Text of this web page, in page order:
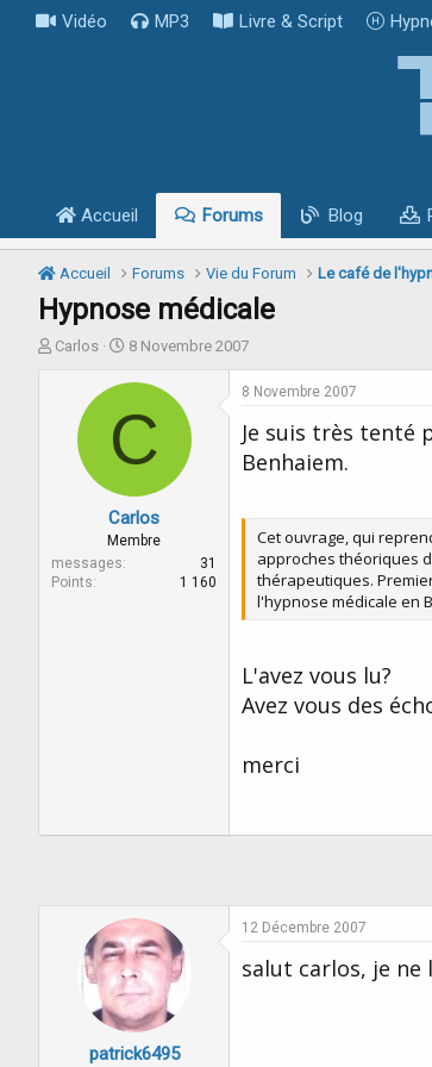
Vidéo MP3 Livre & Script
Accueil Forums Blog
Accueil Forums Vie du Forum Le café de
Hypnose médicale
I
d
e
n
Carlos
D
t
e
é
b
u
8 Novembre 2007
C
Carlos
Membre
messages
31
Points
1 160
8 Novembre 2007
Je suis très tenté
Benhaiem.
Cet ouvrage, qui
approches théoriques
thérapeutiques.
l'hypnose médicale en
L'avez vous lu?
Avez vous des
merci
patrick6495
12 Décembre 2007
salut carlos, je ne